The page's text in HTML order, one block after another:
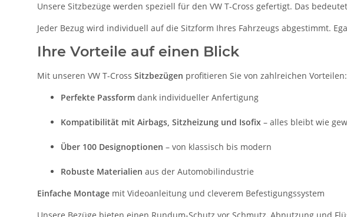
Unsere Sitzbezüge werden speziell für den VW T-Cross gefertigt. Das
Jeder Bezug wird individuell auf die Sitzform Ihres Fahrzeugs abgestimmt.
Ihre Vorteile auf einen Blick
Mit unseren VW T-Cross Sitzbezügen profitieren Sie von zahlreichen Vorteilen:
Perfekte Passform dank individueller Anfertigung
Kompatibilität mit Airbags, Sitzheizung und Isofix – alles bleibt wie
Über 100 Designoptionen – von klassisch bis modern
Robuste Materialien aus der Automobilindustrie
Einfache Montage mit Videoanleitung und cleverem Befestigungssystem